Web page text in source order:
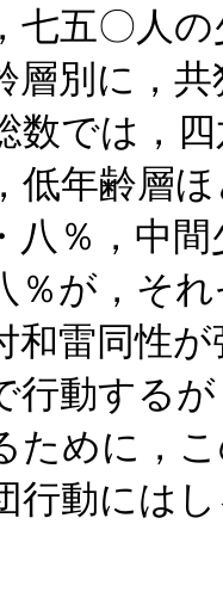
七五〇人
別に，共
数では，
低年齢層
八％，中
％が，そ
和雷同性
行動する
ために，
行動には